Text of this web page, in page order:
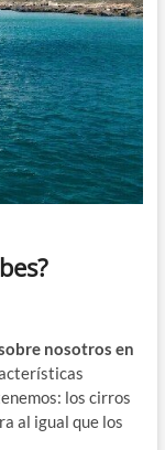
nosotros en
los cirros
al igual que los